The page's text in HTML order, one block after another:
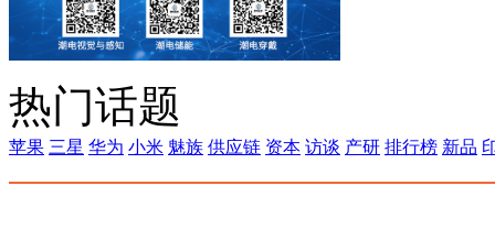
热门话题
苹果 三星 华为 小米 魅族 供应链 资本 访谈 产研 排行榜 新品